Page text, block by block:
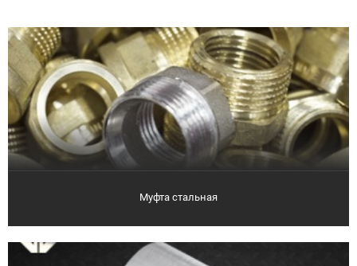
Муфта стальная